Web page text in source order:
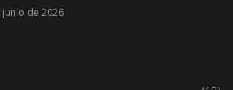
junio de 2026